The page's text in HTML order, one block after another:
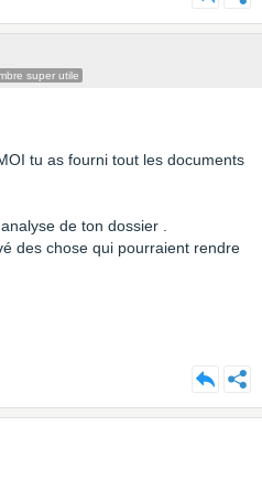
super utile
tu as fourni tout les documents
de ton dossier .
des chose qui pourraient rendre